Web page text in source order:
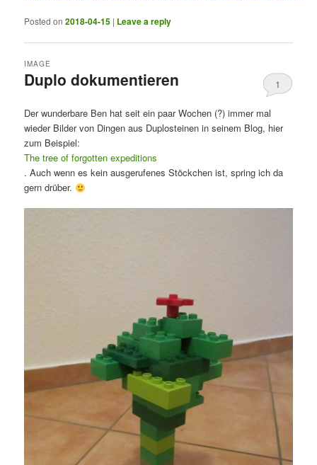
Posted on2018-04-15 | Leave a reply
Duplo dokumentieren
IMAGE
1
Der wunderbare Ben hat seit ein paar Wochen (?) immer mal
wieder Bilder von Dingen aus Duplosteinen in seinem Blog, hier
zum Beispiel:
The tree of forgotten expeditions
. Auch wenn es kein ausgerufenes Stöckchen ist, spring ich da
gern drüber.